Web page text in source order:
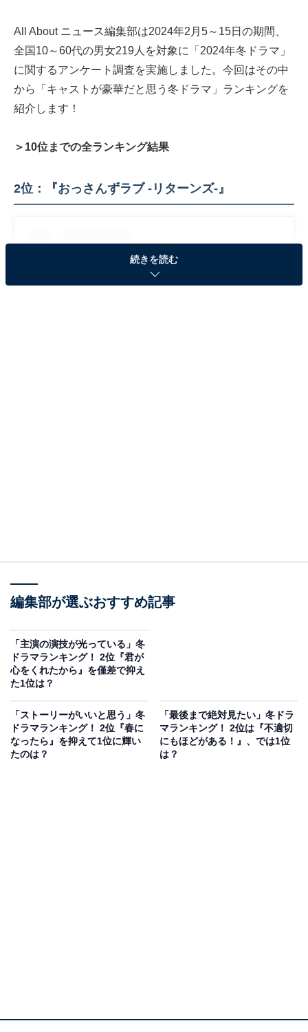
All About ニュース編集部は2024年2月5～15日の期間、
全国10～60代の男女219人を対象に「2024年冬ドラマ」
に関するアンケート調査を実施しました。今回はその中
から「キャストが豪華だと思う冬ドラマ」ランキングを
紹介します！
＞10位までの全ランキング結果
2位：『おっさんずラブ -リターンズ-』
2位にランクインしたのは、おっさん同士の恋愛をコミ
『おっさんずラブ -リターンズ-』（テレビ朝日系）で
す。
はるたんこと春田役の田中圭さん、春田の恋人・牧役の
林遣都さん、かつて春田を奪い合った上司・武蔵役の吉
田鋼太郎さんら豪華キャスト陣は前作からの続投。
続きを読む
編集部が選ぶおすすめ記事
「主演の演技が光っている」冬
ドラマランキング！ 2位『君が
心をくれたから』を僅差で抑え
た1位は？
「ストーリーがいいと思う」冬
ドラマランキング！ 2位『春に
なったら』を抑えて1位に輝い
たのは？
「最後まで絶対見たい」冬ドラ
マランキング！ 2位は『不適切
にもほどがある！』、では1位
は？